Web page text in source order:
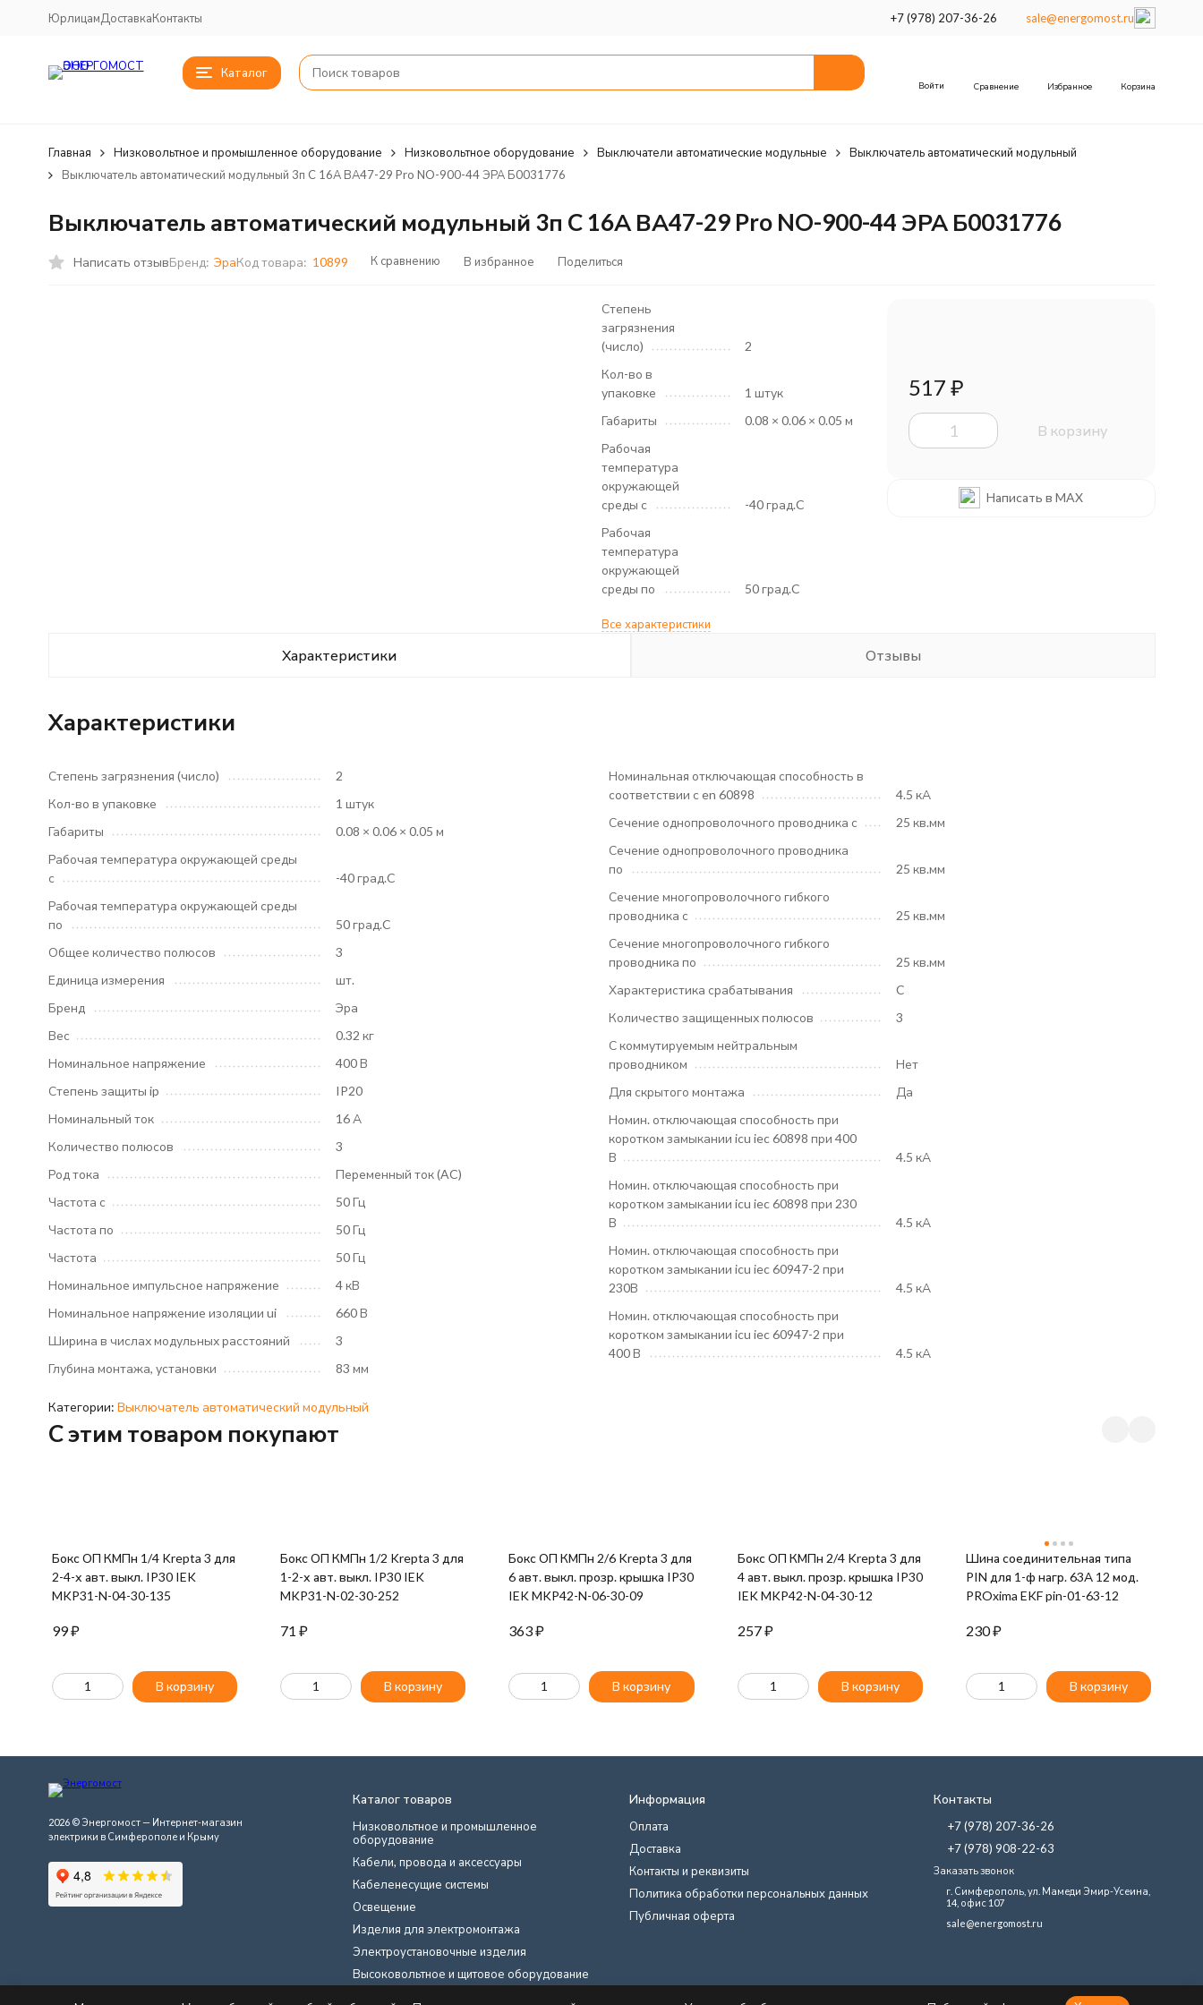
ЮрлицамДоставкаКонтакты +7 (978) 207-36-26 sale@energomost.ru
Каталог
Войти Сравнение Избранное Корзина
Главная Низковольтное и промышленное оборудование Низковольтное оборудование Выключатели автоматические модульные
Выключатель автоматический модульный
Выключатель автоматический модульный 3п C 16А ВА47-29 Pro NO-900-44 ЭРА Б0031776
Выключатель автоматический модульный 3п C 16А ВА47-29 Pro NO-900-44 ЭРА Б0031776
Написать отзывБренд: ЭраКод товара: 10899 К сравнению В избранное Поделиться
Степень
загрязнения
(число)
2
Кол-во в
упаковке
1 штук
Габариты
0.08 × 0.06 × 0.05 м
Рабочая
температура
окружающей
среды с
-40 град.C
Рабочая
температура
окружающей
среды по
50 град.C
Все характеристики
517 ₽
В корзину
Написать в MAX
Характеристики Отзывы
Характеристики
Степень загрязнения (число)
2
Кол-во в упаковке
1 штук
Габариты
0.08 × 0.06 × 0.05 м
Рабочая температура окружающей среды
с
-40 град.C
Рабочая температура окружающей среды
по
50 град.C
Общее количество полюсов
3
Единица измерения
шт.
Бренд
Эра
Вес
0.32 кг
Номинальное напряжение
400 В
Степень защиты ip
IP20
Номинальный ток
16 А
Количество полюсов
3
Род тока
Переменный ток (AC)
Частота с
50 Гц
Частота по
50 Гц
Частота
50 Гц
Номинальное импульсное напряжение
4 кВ
Номинальное напряжение изоляции ui
660 В
Ширина в числах модульных расстояний
3
Глубина монтажа, установки
83 мм
Номинальная отключающая способность в
соответствии с en 60898
4.5 кА
Сечение однопроволочного проводника с
25 кв.мм
Сечение однопроволочного проводника
по
25 кв.мм
Сечение многопроволочного гибкого
проводника с
25 кв.мм
Сечение многопроволочного гибкого
проводника по
25 кв.мм
Характеристика срабатывания
C
Количество защищенных полюсов
3
С коммутируемым нейтральным
проводником
Нет
Для скрытого монтажа
Да
Номин. отключающая способность при
коротком замыкании icu iec 60898 при 400
В
4.5 кА
Номин. отключающая способность при
коротком замыкании icu iec 60898 при 230
В
4.5 кА
Номин. отключающая способность при
коротком замыкании icu iec 60947-2 при
230В
4.5 кА
Номин. отключающая способность при
коротком замыкании icu iec 60947-2 при
400 В
4.5 кА
Категории: Выключатель автоматический модульный
C этим товаром покупают
Бокс ОП КМПн 1/4 Krepta 3 для
2-4-х авт. выкл. IP30 IEK
MKP31-N-04-30-135
99₽
В корзину
Бокс ОП КМПн 1/2 Krepta 3 для
1-2-х авт. выкл. IP30 IEK
MKP31-N-02-30-252
71 ₽
В корзину
Бокс ОП КМПн 2/6 Krepta 3 для
6 авт. выкл. прозр. крышка IP30
IEK MKP42-N-06-30-09
363₽
В корзину
Бокс ОП КМПн 2/4 Krepta 3 для
4 авт. выкл. прозр. крышка IP30
IEK MKP42-N-04-30-12
257₽
В корзину
Шина соединительная типа
PIN для 1-ф нагр. 63А 12 мод.
PROxima EKF pin-01-63-12
230₽
В корзину
2026 © Энергомост — Интернет-магазин
электрики в Симферополе и Крыму
Каталог товаров
Низковольтное и промышленное
оборудование
Кабели, провода и аксессуары
Кабеленесущие системы
Освещение
Изделия для электромонтажа
Электроустановочные изделия
Высоковольтное и щитовое оборудование
Информация
Оплата
Доставка
Контакты и реквизиты
Политика обработки персональных данных
Публичная оферта
Контакты
+7 (978) 207-36-26
+7 (978) 908-22-63
Заказать звонок
г. Симферополь, ул. Мамеди Эмир-Усеина,
14, офис 107
sale@energomost.ru